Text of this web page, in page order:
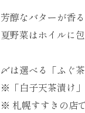
芳醇なバターが香
夏野菜はホイルに
〆は選べる「ふぐ
※「白子天茶漬け
※ 札幌すすきの店